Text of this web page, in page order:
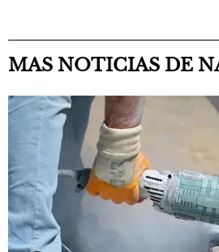
MAS NOTICIAS DE